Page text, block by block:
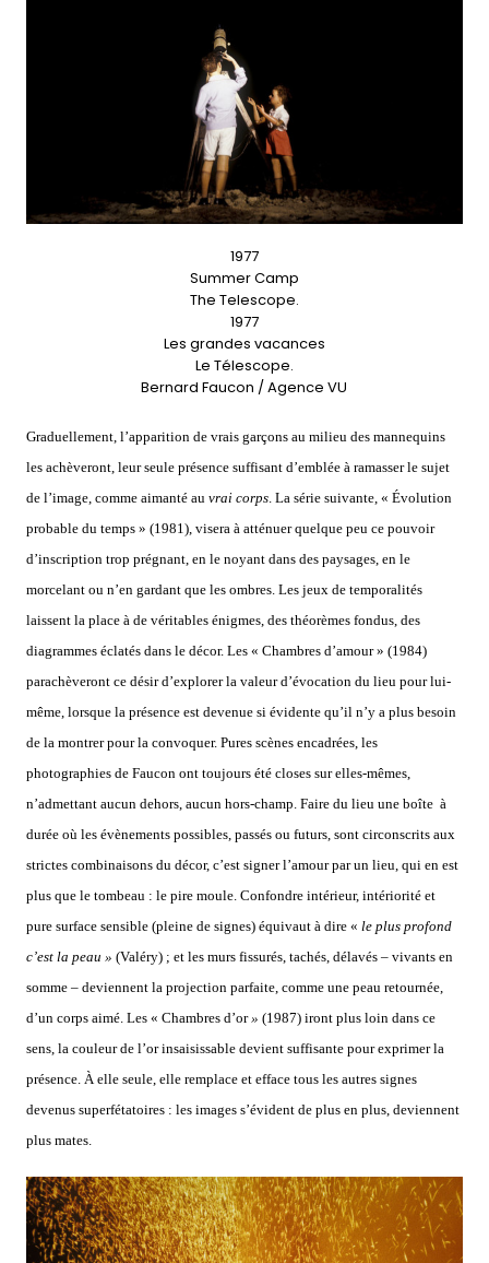
1977
Summer Camp
The Telescope.
1977
Les grandes vacances
Le Télescope.
Bernard Faucon / Agence VU
Graduellement, l’apparition de vrais garçons au milieu des mannequins
les achèveront, leur seule présence suffisant d’emblée à ramasser le sujet
de l’image, comme aimanté au vrai corps. La série suivante, « Évolution
probable du temps » (1981), visera à atténuer quelque peu ce pouvoir
d’inscription trop prégnant, en le noyant dans des paysages, en le
morcelant ou n’en gardant que les ombres. Les jeux de temporalités
laissent la place à de véritables énigmes, des théorèmes fondus, des
diagrammes éclatés dans le décor. Les « Chambres d’amour » (1984)
parachèveront ce désir d’explorer la valeur d’évocation du lieu pour lui-
même, lorsque la présence est devenue si évidente qu’il n’y a plus besoin
de la montrer pour la convoquer. Pures scènes encadrées, les
photographies de Faucon ont toujours été closes sur elles-mêmes,
n’admettant aucun dehors, aucun hors-champ. Faire du lieu une boîte à
durée où les évènements possibles, passés ou futurs, sont circonscrits aux
strictes combinaisons du décor, c’est signer l’amour par un lieu, qui en est
plus que le tombeau : le pire moule. Confondre intérieur, intériorité et
pure surface sensible (pleine de signes) équivaut à dire « le plus profond
c’est la peau » (Valéry) ; et les murs fissurés, tachés, délavés – vivants en
somme – deviennent la projection parfaite, comme une peau retournée,
d’un corps aimé. Les « Chambres d’or» (1987) iront plus loin dans ce
sens, la couleur de l’or insaisissable devient suffisante pour exprimer la
présence. À elle seule, elle remplace et efface tous les autres signes
devenus superfétatoires : les images s’évident de plus en plus, deviennent
plus mates.